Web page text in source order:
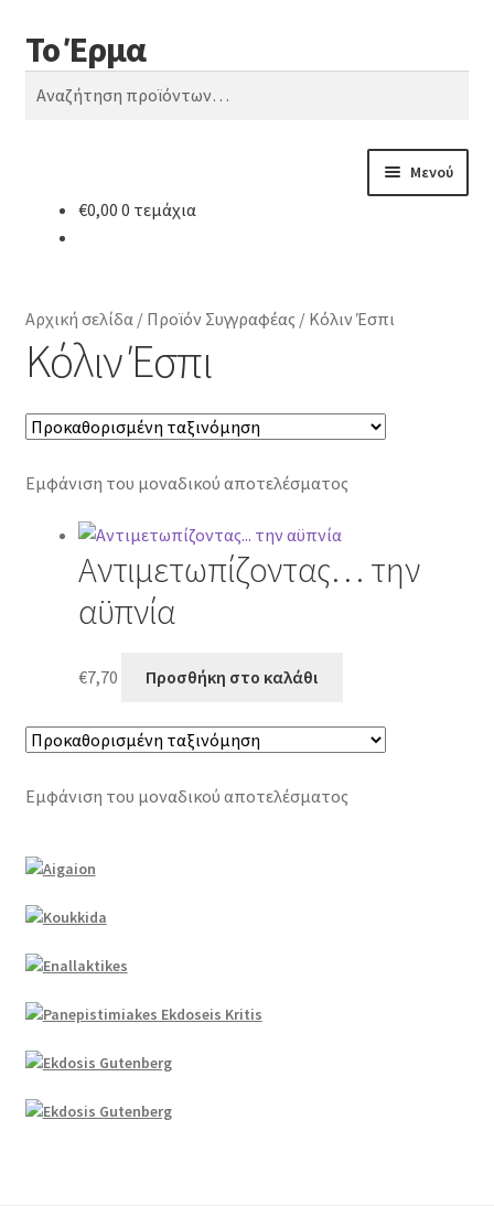
Απευθείας
μετάβαση
στην
Μετάβαση
σε
περιεχόμενο
Το Έρμα
Αναζήτηση
Αναζήτηση
Μενού
Κατηγορίες Βιβλίων
€0,00 0 τεμάχια
Αρχική σελίδα/ Προϊόν Συγγραφέας / Κόλιν Έσπι
Κόλιν Έσπι
Εμφάνιση του μοναδικού αποτελέσματος
Αντιμετωπίζοντας… την
αϋπνία
€7,70 Προσθήκη στο καλάθι
Εμφάνιση του μοναδικού αποτελέσματος